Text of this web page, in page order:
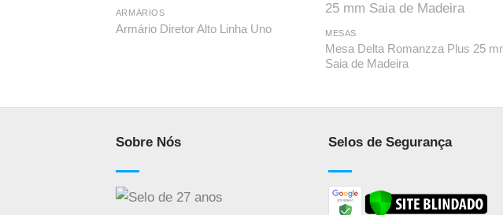
ARMÁRIOS
Armário Diretor Alto Linha Uno MESAS
Mesa Delta Romanzza Plus 25
Saia de Madeira
Sobre Nós Selos de Segurança